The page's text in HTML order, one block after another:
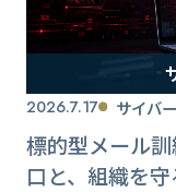
2026.7.17 サイバ
標的型メール
口と、組織を